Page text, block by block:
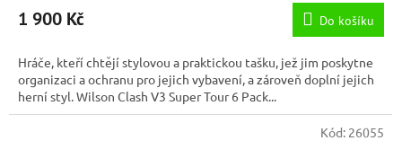
1 900 Kč Do košíku
Hráče, kteří chtějí stylovou a praktickou tašku, jež jim poskytne
organizaci a ochranu pro jejich vybavení, a zároveň doplní jejich
herní styl. Wilson Clash V3 Super Tour 6 Pack...
Kód: 26055